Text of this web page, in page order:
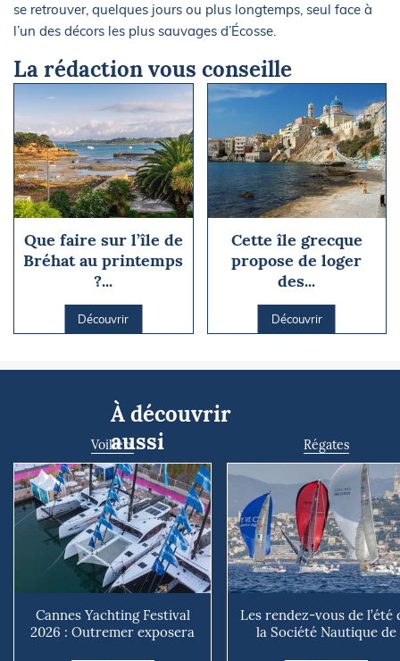
se retrouver, quelques jours ou plus longtemps, seul face à
l’un des décors les plus sauvages d’Écosse.
La rédaction vous conseille
Que faire sur l’île de
Bréhat au printemps
?...
Découvrir
Cette île grecque
propose de loger
des...
Découvrir
À découvrir
aussi
Voiliers
Cannes Yachting Festival
2026 : Outremer exposera
Régates
Les rendez-vous de l’été
la Société Nautique de